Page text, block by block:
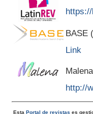
BASE
Link
Malena
http://
EstaPortal de revistas es